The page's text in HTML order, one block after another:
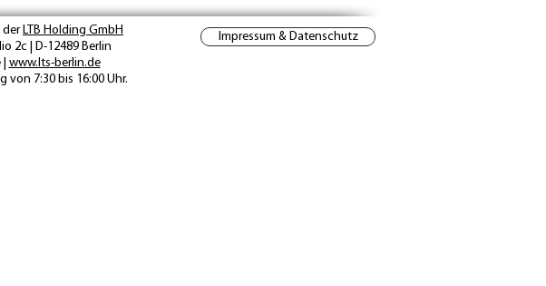
derLTB Holding GmbH
2c | D-12489 Berlin
www.lts-berlin.de
von 7:30 bis 16:00 Uhr.
Impressum & Datenschutz